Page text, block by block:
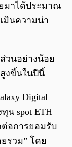
มาได้ประมาณ
มินความน่า
วนอย่างน้อย
งขึ้นในปีนี้
Digital
น spot ETH
ต่อการยอมรับ
รวม” โดย